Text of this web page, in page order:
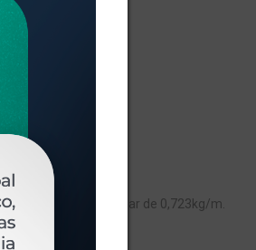
com peso linear de 0,723kg/m.